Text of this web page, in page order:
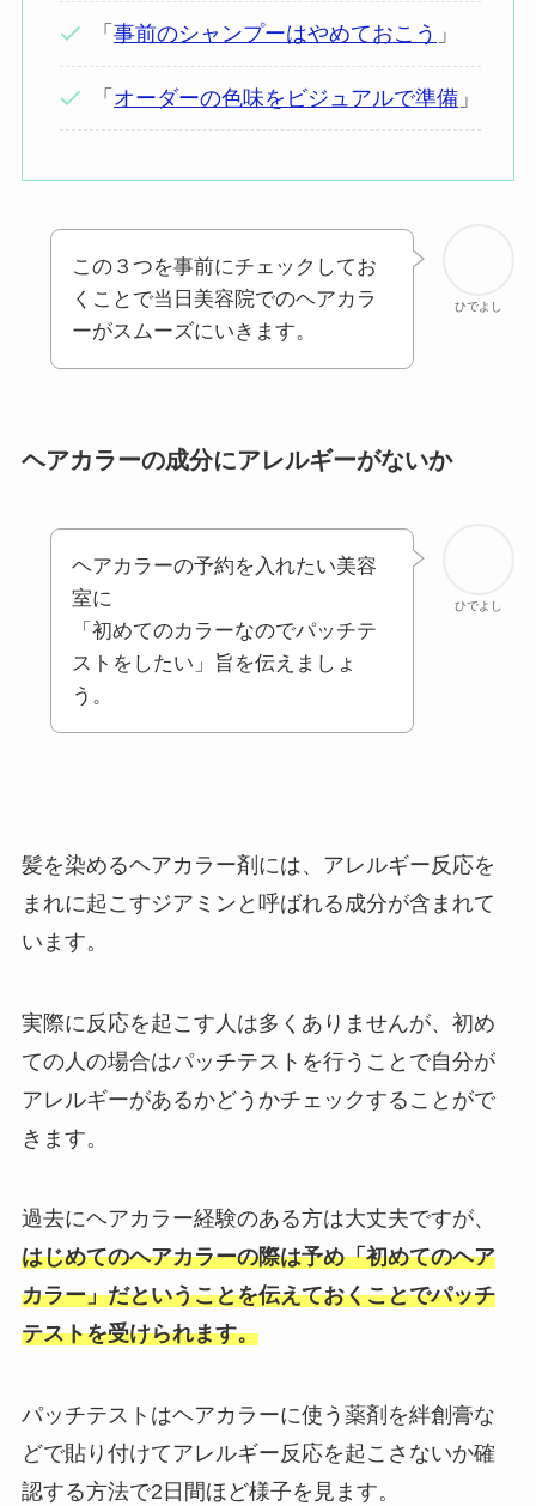
「事前のシャンプーはやめておこう 」
「 オーダーの色味をビジュアルで準備 」
ひでよし
この３つを事前にチェックしてお
くことで当日美容院でのヘアカラ
ーがスムーズにいきます。
ヘアカラーの成分にアレルギーがないか
ひでよし
ヘアカラーの予約を入れたい美容
室に
「初めてのカラーなのでパッチテ
ストをしたい」旨を伝えましょ
う。
髪を染めるヘアカラー剤には、アレルギー反応を
まれに起こすジアミンと呼ばれる成分が含まれて
います。
実際に反応を起こす人は多くありませんが、初め
ての人の場合はパッチテストを行うことで自分が
アレルギーがあるかどうかチェックすることがで
きます。
過去にヘアカラー経験のある方は大丈夫ですが、
はじめてのヘアカラーの際は予め「初めてのヘア
カラー」だということを伝えておくことでパッチ
テストを受けられます。
パッチテストはヘアカラーに使う薬剤を絆創膏な
どで貼り付けてアレルギー反応を起こさないか確
認する方法で2日間ほど様子を見ます。